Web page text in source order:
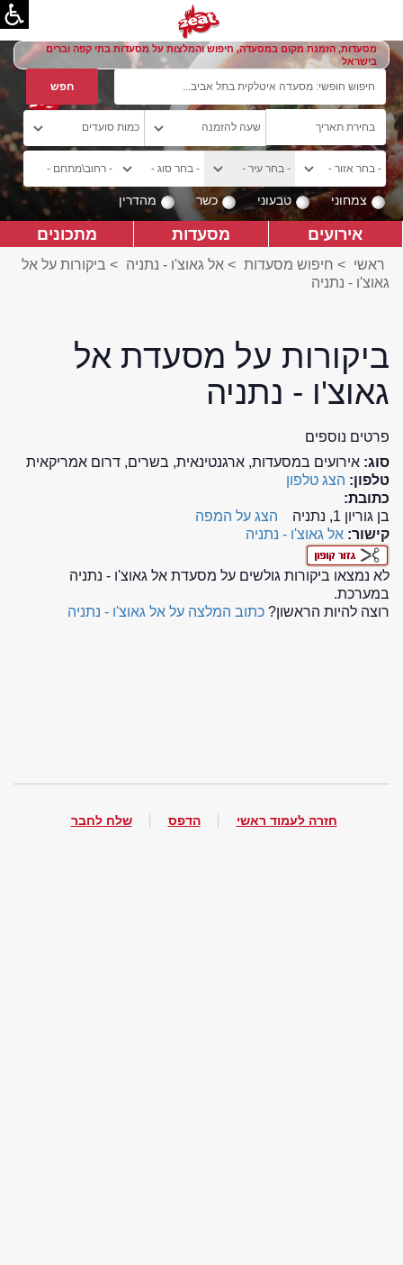
מסעדות, הזמנת מקום במסעדה, חיפוש והמלצות על מסעדות בתי קפה וברים
בישראל
צמחוני טבעוני כשר מהדרין
אירועים מסעדות מתכונים
ראשי > חיפוש מסעדות > אל גאוצ'ו - נתניה > ביקורות על אל
גאוצ'ו - נתניה
ביקורות על מסעדת אל
גאוצ'ו - נתניה
פרטים נוספים
סוג: אירועים במסעדות, ארגנטינאית, בשרים, דרום אמריקאית
טלפון: הצג טלפון
כתובת:
בן גוריון 1, נתניה
הצג על המפה
קישור: אל גאוצ'ו - נתניה
לא נמצאו ביקורות גולשים על מסעדת אל גאוצ'ו - נתניה
במערכת.
רוצה להיות הראשון? כתוב המלצה על אל גאוצ'ו - נתניה
חזרה לעמוד ראשי הדפס שלח לחבר